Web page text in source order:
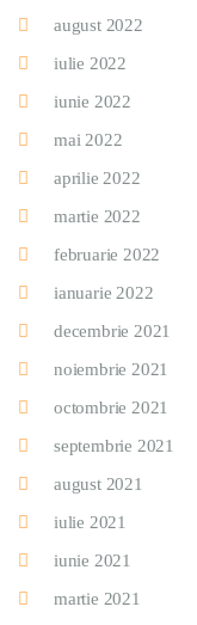
august 2022
iulie 2022
iunie 2022
mai 2022
aprilie 2022
martie 2022
februarie 2022
ianuarie 2022
decembrie 2021
noiembrie 2021
octombrie 2021
septembrie 2021
august 2021
iulie 2021
iunie 2021
martie 2021